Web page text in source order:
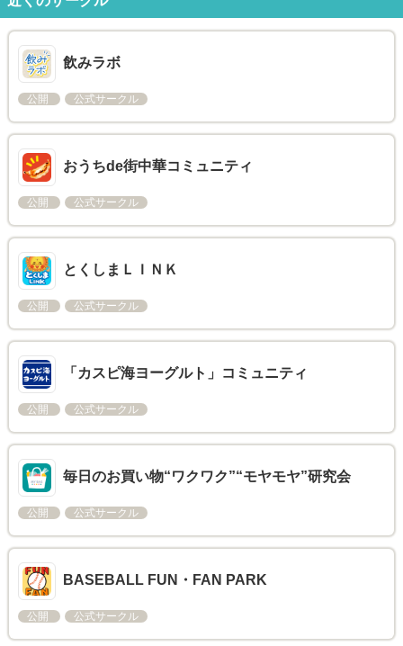
飲みラボ
公開 公式サークル
おうちde街中華コミュニティ
公開 公式サークル
とくしまＬＩＮＫ
公開 公式サークル
「カスピ海ヨーグルト」コミュニティ
公開 公式サークル
毎日のお買い物“ワクワク”“モヤモヤ”研究会
公開 公式サークル
BASEBALL FUN・FAN PARK
公開 公式サークル